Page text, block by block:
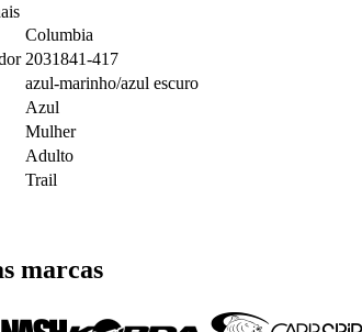
Columbia
2031841-417
azul-marinho/azul escuro
Azul
Mulher
Adulto
Trail
marcas